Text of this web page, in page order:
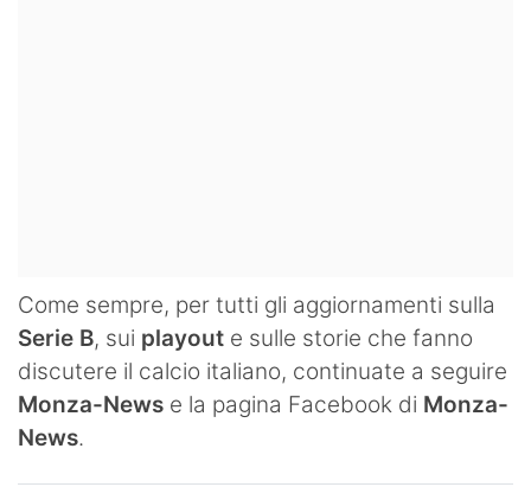
Come sempre, per tutti gli aggiornamenti sulla
Serie B, sui playout e sulle storie che fanno
discutere il calcio italiano, continuate a seguire
Monza-News e la pagina Facebook di Monza-
News.